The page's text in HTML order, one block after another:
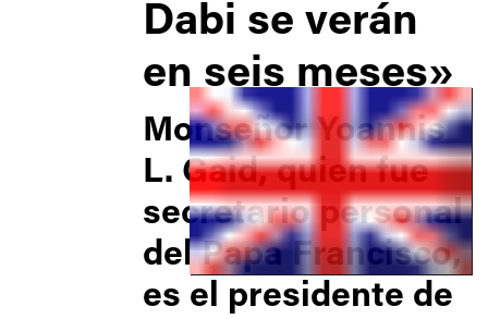
Dabi se verán
en seis meses»
Monseñor Yoannis
L. Gaid, quien fue
secretario personal
del Papa Francisco,
es el presidente de